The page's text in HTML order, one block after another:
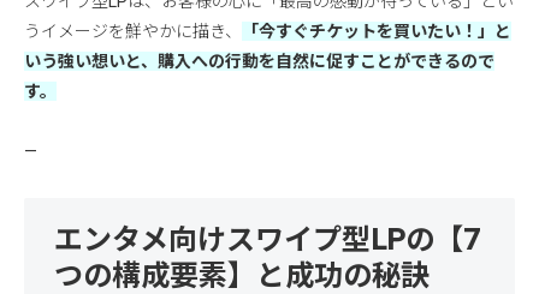
うイメージを鮮やかに描き、
「今すぐチケットを買いたい！」と
いう強い想いと、購入への行動を自然に促すことができるので
す。
—
エンタメ向けスワイプ型LPの【7
つの構成要素】と成功の秘訣